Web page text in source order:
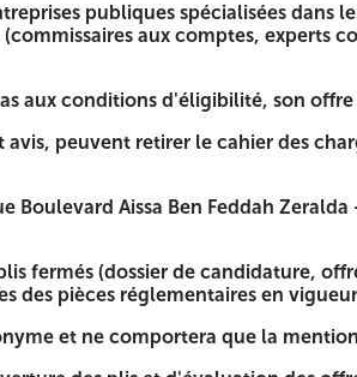
publiques spécialisées dans
aux comptes, experts
aux conditions d'éligibilité, son offre
avis, peuvent retirer le cahier des
Boulevard Aissa Ben Feddah
fermés (dossier de candidature,
des pièces réglementaires en
et ne comportera que la